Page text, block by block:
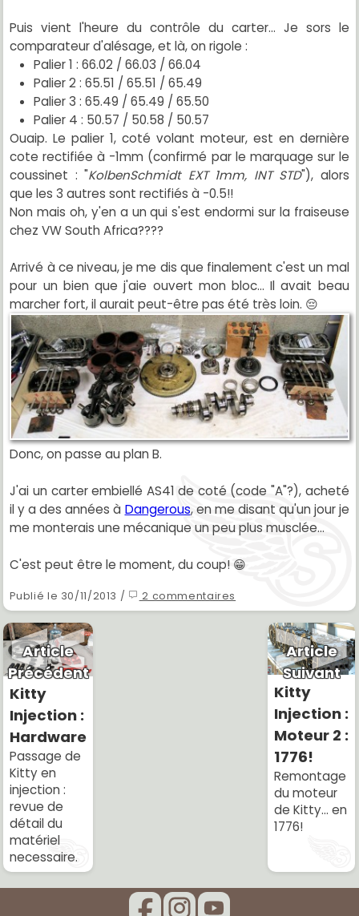
Puis vient l'heure du contrôle du carter... Je sors le
comparateur d'alésage, et là, on rigole :
Palier 1 : 66.02 / 66.03 / 66.04
Palier 2 : 65.51 / 65.51 / 65.49
Palier 3 : 65.49 / 65.49 / 65.50
Palier 4 : 50.57 / 50.58 / 50.57
Ouaip. Le palier 1, coté volant moteur, est en dernière
cote rectifiée à -1mm (confirmé par le marquage sur le
coussinet : "KolbenSchmidt EXT 1mm, INT STD"), alors
que les 3 autres sont rectifiés à -0.5!!
Non mais oh, y'en a un qui s'est endormi sur la fraiseuse
chez VW South Africa????
Arrivé à ce niveau, je me dis que finalement c'est un mal
pour un bien que j'aie ouvert mon bloc... Il avait beau
marcher fort, il aurait peut-être pas été très loin. 😔
Donc, on passe au plan B.
J'ai un carter embiellé AS41 de coté (code "A"?), acheté
il y a des années à Dangerous, en me disant qu'un jour je
me monterais une mécanique un peu plus musclée...
C'est peut être le moment, du coup! 😁
Publié le 30/11/2013 / 2 commentaires
Article
Précédent
Kitty
Injection :
Hardware
Passage de
Kitty en
injection :
revue de
détail du
matériel
necessaire.
Article
Suivant
Kitty
Injection :
Moteur 2 :
1776!
Remontage
du moteur
de Kitty... en
1776!